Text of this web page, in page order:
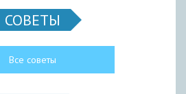
СОВЕТЫ
Все советы